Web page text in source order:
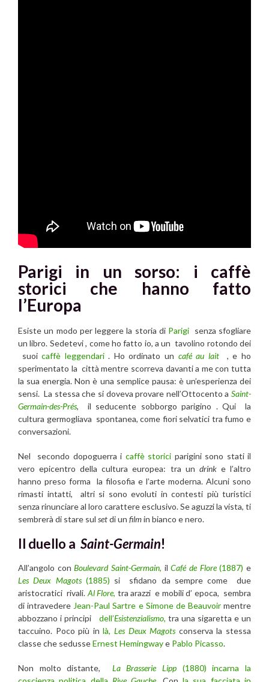
Parigi in un sorso: i caffè
storici che hanno fatto
l’Europa
Esiste un modo per leggere la storia di Parigi senza sfogliare
un libro. Sedetevi , come ho fatto io, a un tavolino rotondo dei
suoicaffè leggendari. Ho ordinato un café au lait
, e ho
sperimentato la città mentre scorreva davanti a me con tutta
la sua energia. Non è una semplice pausa: è un’esperienza dei
sensi. La stessa che si doveva provare nell’Ottocento a Saint-
Germain-des-Prés, il seducente sobborgo parigino . Qui la
cultura germogliava spontanea, come fiori selvatici tra fumo e
conversazioni.
Nel secondo dopoguerra i caffè storici parigini sono stati il
vero epicentro della cultura europea: tra un drinke l’altro
hanno preso forma la filosofia e l’arte moderna. Alcuni sono
rimasti intatti, altri si sono evoluti in contesti più turistici
senza rinunciare al loro carattere esclusivo. Se aguzzi la vista, ti
sembrerà di stare sul setdi un filmin bianco e nero.
Il duello a Saint-Germain!
All’angolo conBoulevard Saint-Germain, ilCafé de Flore(1887) e
Les Deux Magots(1885) si sfidano da sempre come due
aristocratici rivali. Al Flore, tra arazzi e mobili d’ epoca, sembra
di intravedere Jean-Paul Sartre e Simone de Beauvoirmentre
abbozzano i principi dell’Esistenzialismo, tra una sigaretta e un
taccuino. Poco più inlà,Les Deux Magotsconserva la stessa
classe che sedusseErnest Hemingwaye Pablo Picasso.
Non molto distante, La Brasserie Lipp (1880) incarna la